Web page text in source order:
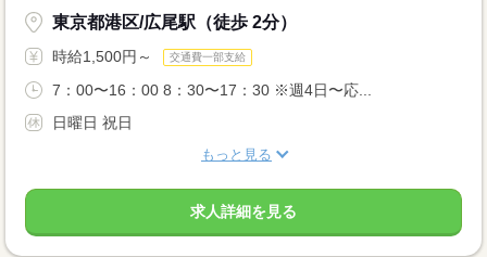
東京都港区/広尾駅（徒歩 2分）
時給1,500円～ 交通費一部支給
7：00〜16：00 8：30〜17：30 ※週4日〜応...
日曜日 祝日
もっと見る
求人詳細を見る